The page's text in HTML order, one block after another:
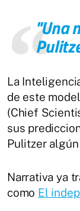
"Una
La
de este
(Chief
sus
Pulitzer algún
Narrativa ya
como El